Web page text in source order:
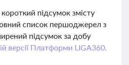
підсумок змісту
список першоджерел з
підсумок за добу
версії Платформи LIGA360.